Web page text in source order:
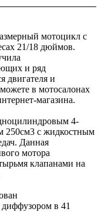
мотоцикл с
21/18 дюймов.
и ряд
двигателя и
в мотосалонах
магазина.
4-
250см3 с жидкостным
Данная
мотора
клапанами на
в 41